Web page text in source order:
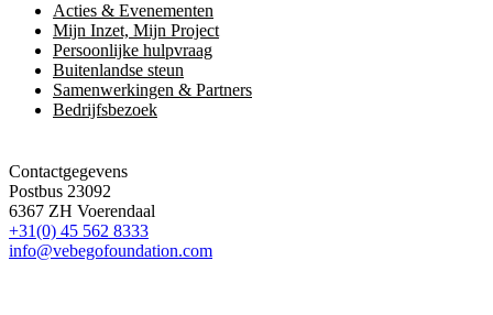
Acties & Evenementen
Mijn Inzet, Mijn Project
Persoonlijke hulpvraag
Buitenlandse steun
Samenwerkingen & Partners
Bedrijfsbezoek
Contactgegevens
Postbus 23092
6367 ZH Voerendaal
+31(0) 45 562 8333
info@vebegofoundation.com